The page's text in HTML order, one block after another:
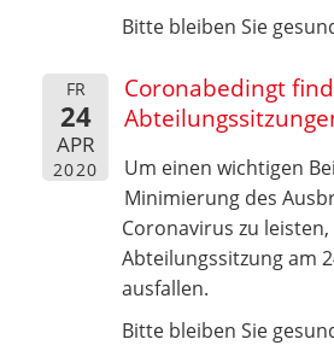
Bitte bleiben Sie
FR
24
APR
2020
Coronabedingt
Um einen wichtigen
Minimierung des
Coronavirus zu
Abteilungssitzung am
ausfallen.
Bitte bleiben Sie